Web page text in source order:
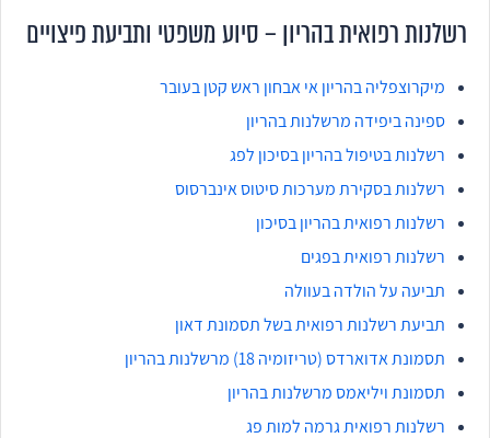
רשלנות רפואית בהריון – סיוע משפטי ותביעת פיצויים
מיקרוצפליה בהריון אי אבחון ראש קטן בעובר
ספינה ביפידה מרשלנות בהריון
רשלנות בטיפול בהריון בסיכון לפג
רשלנות בסקירת מערכות סיטוס אינברסוס
רשלנות רפואית בהריון בסיכון
רשלנות רפואית בפגים
תביעה על הולדה בעוולה
תביעת רשלנות רפואית בשל תסמונת דאון
תסמונת אדוארדס (טריזומיה 18) מרשלנות בהריון
תסמונת ויליאמס מרשלנות בהריון
רשלנות רפואית גרמה למות פג